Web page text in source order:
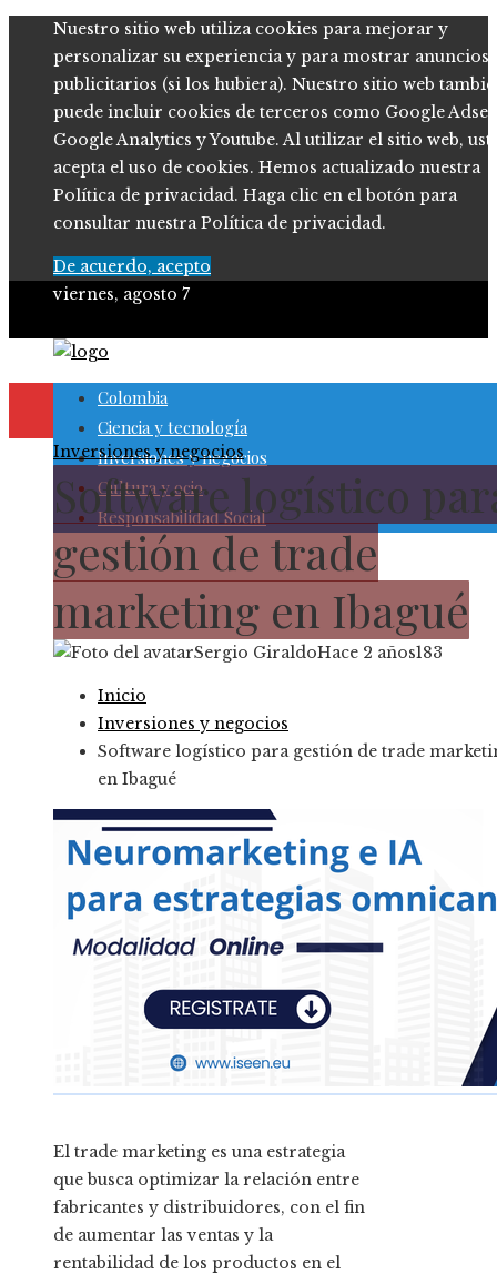
Nuestro sitio web utiliza cookies para mejorar y
personalizar su experiencia y para mostrar anuncios
publicitarios (si los hubiera). Nuestro sitio web
puede incluir cookies de terceros como Google
Google Analytics y Youtube. Al utilizar el sitio web,
acepta el uso de cookies. Hemos actualizado nuestra
Política de privacidad. Haga clic en el botón para
consultar nuestra Política de privacidad.
De acuerdo, acepto
viernes, agosto 7
Colombia
Ciencia y tecnología
Inversiones y negocios
Cultura y ocio
Responsabilidad Social
Inversiones y negocios
Software logístico
gestión de trade
marketing en Ibagué
Sergio GiraldoHace 2 años183
Inicio
Inversiones y negocios
Software logístico para gestión de trade
en Ibagué
El trade marketing es una estrategia
que busca optimizar la relación entre
fabricantes y distribuidores, con el fin
de aumentar las ventas y la
rentabilidad de los productos en el